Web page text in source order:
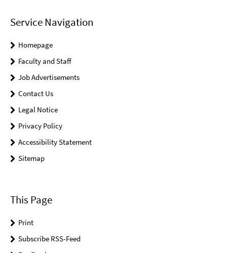
Service Navigation
Homepage
Faculty and Staff
Job Advertisements
Contact Us
Legal Notice
Privacy Policy
Accessibility Statement
Sitemap
This Page
Print
Subscribe RSS-Feed